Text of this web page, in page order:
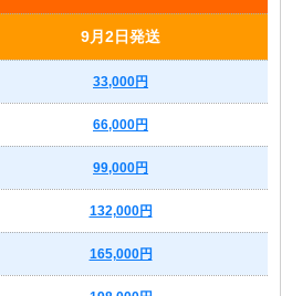
9月2日発送
33,000円
66,000円
99,000円
132,000円
165,000円